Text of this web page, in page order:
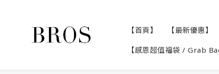
【首頁】 【最新優惠】
【感恩超值福袋 / Grab